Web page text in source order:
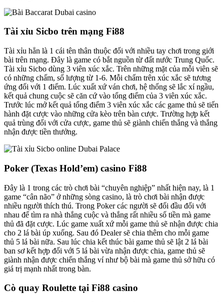
Tài xỉu Sicbo trên mạng Fi88
Tài xỉu hẳn là 1 cái tên thân thuộc đối với nhiều tay chơi trong giới
bài trên mạng. Đây là game có bắt nguồn từ đất nước Trung Quốc.
Tài xỉu Sicbo dùng 3 viên xúc xắc. Trên những mặt của mỗi viên sẽ
có những chấm, số lượng từ 1-6. Mỗi chấm trên xúc xắc sẽ tương
ứng đối với 1 điểm. Lúc xuất xứ ván chơi, hệ thống sẽ lắc xí ngầu,
kết quả chung cuộc sẽ căn cứ vào tổng điểm của 3 viên xúc xắc.
Trước lúc mở kết quả tổng điểm 3 viên xúc xắc các game thủ sẽ tiến
hành đặt cược vào những cửa kèo trên bàn cược. Trường hợp kết
quả trùng đối với cửa cược, game thủ sẽ giành chiến thắng và thắng
nhận được tiền thưởng.
Poker (Texas Hold’em) casino Fi88
Đây là 1 trong các trò chơi bài “chuyên nghiệp” nhất hiện nay, là 1
game “cân não” ở những sòng casino, là trò chơi bài nhận được
nhiều người thích thú. Trong Poker các người sẽ đối đầu đối với
nhau để tìm ra nhà thắng cuộc và thắng rất nhiều số tiền mà game
thủ đã đặt cược. Lúc game xuất xứ mỗi game thủ sẽ nhận được chia
cho 2 lá bài úp xuống. Sau đó Dealer sẽ chia thêm cho mỗi game
thủ 5 lá bài nữa. Sau lúc chia kết thúc bài game thủ sẽ lật 2 lá bài
ban sơ kết hợp đối với 5 lá bài vừa nhận được chia, game thủ sẽ
giành nhận được chiến thắng ví như bộ bài mà game thủ sở hữu có
giá trị mạnh nhất trong bàn.
Cò quay Roulette tại Fi88 casino